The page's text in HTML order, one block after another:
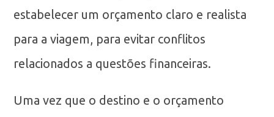
estabelecer um orçamento claro e realista
para a viagem, para evitar conflitos
relacionados a questões financeiras.
Uma vez que o destino e o orçamento